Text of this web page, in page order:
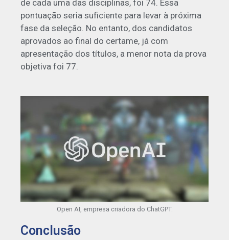
de cada uma das disciplinas, foi 74. Essa
pontuação seria suficiente para levar à próxima
fase da seleção. No entanto, dos candidatos
aprovados ao final do certame, já com
apresentação dos títulos, a menor nota da prova
objetiva foi 77.
Open AI, empresa criadora do ChatGPT.
Conclusão